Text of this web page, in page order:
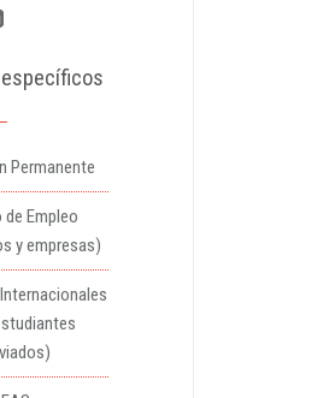
Permanente
Empleo
y empresas)